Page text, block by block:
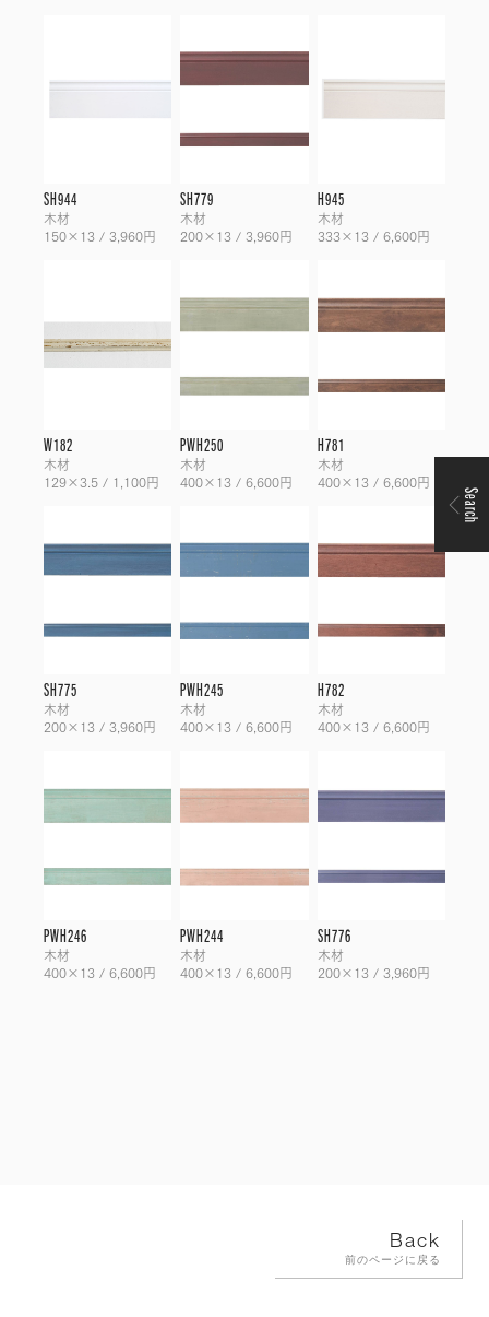
SH944
木材
150×13 / 3,960円
SH779
木材
200×13 / 3,960円
H945
木材
333×13 / 6,600円
W182
木材
129×3.5 / 1,100円
PWH250
木材
400×13 / 6,600円
H781
木材
400×13 / 6,600円
SH775
木材
200×13 / 3,960円
PWH245
木材
400×13 / 6,600円
H782
木材
400×13 / 6,600円
PWH246
木材
400×13 / 6,600円
PWH244
木材
400×13 / 6,600円
SH776
木材
200×13 / 3,960円
Back
前のページに戻る
Search